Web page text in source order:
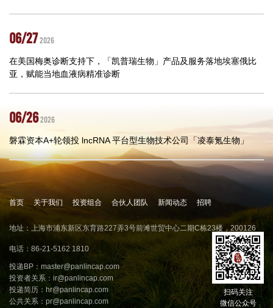
06/272026
在美国梅奥诊断支持下，「凯普瑞生物」产品及服务落地埃塞俄比
亚，赋能当地血液病精准诊断
06/262026
磐霖资本A+轮领投 lncRNA 平台型生物技术公司「凌泰氪生物」
首页 关于我们 投资组合 合伙人团队 新闻动态 招聘
地址：上海市浦东新区东育路227弄3号前滩世贸中心二期C栋23楼，200126
电话：86-21-5162 1810
投递BP： master@panlincap.com
投资者关系： ir@panlincap.com
投递简历： hr@panlincap.com
公共关系： pr@panlincap.com
扫码关注
微信公众号